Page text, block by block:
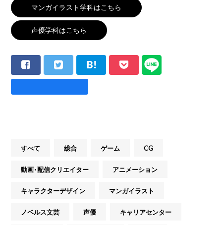
マンガイラスト学科はこちら
声優学科はこちら
すべて 総合 ゲーム CG
動画・配信クリエイター アニメーション
キャラクターデザイン マンガイラスト
ノベルス文芸 声優 キャリアセンター